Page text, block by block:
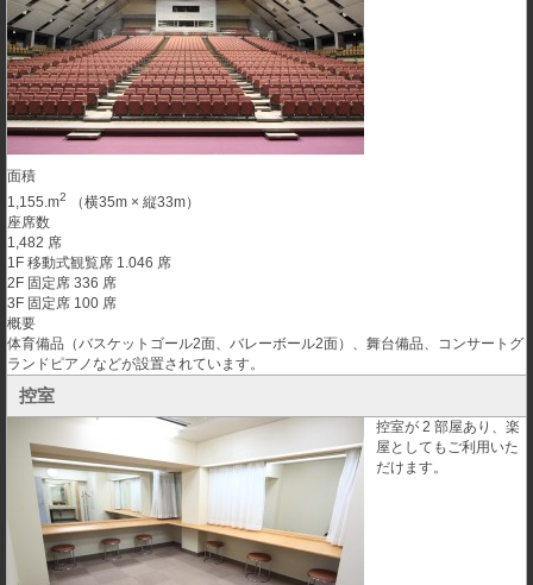
面積
1,155.m2
（横35m × 縦33m）
座席数
1,482 席
1F 移動式観覧席 1.046 席
2F 固定席 336 席
3F 固定席 100 席
概要
体育備品（バスケットゴール2面、バレーボール2面）、舞台備品、コンサートグ
ランドピアノなどが設置されています。
控室
控室が 2 部屋あり、楽
屋としてもご利用いた
だけます。